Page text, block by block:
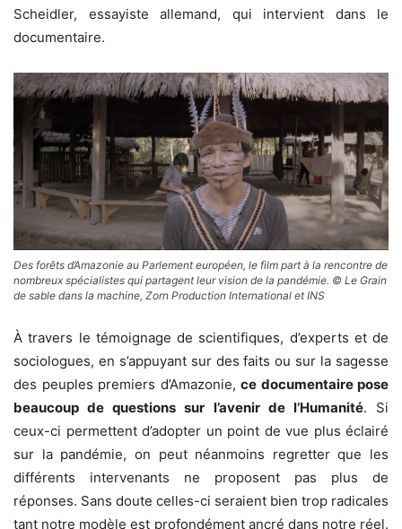
Scheidler, essayiste allemand, qui intervient dans le
documentaire.
Des forêts d’Amazonie au Parlement européen, le film part à la rencontre de
nombreux spécialistes qui partagent leur vision de la pandémie. © Le Grain
de sable dans la machine, Zorn Production International et INS
À travers le témoignage de scientifiques, d’experts et de
sociologues, en s’appuyant sur des faits ou sur la sagesse
des peuples premiers d’Amazonie, ce documentaire pose
beaucoup de questions sur l’avenir de l’Humanité. Si
ceux-ci permettent d’adopter un point de vue plus éclairé
sur la pandémie, on peut néanmoins regretter que les
différents intervenants ne proposent pas plus de
réponses. Sans doute celles-ci seraient bien trop radicales
tant notre modèle est profondément ancré dans notre réel.